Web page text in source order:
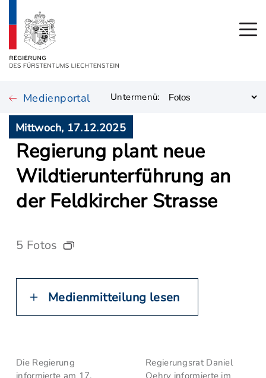
Medienportal Untermenü:
Mittwoch, 17.12.2025
Regierung plant neue
Wildtierunterführung an
der Feldkircher Strasse
5 Fotos
Medienmitteilung lesen
Die Regierung
informierte am 17.
Regierungsrat Daniel
Oehry informierte im